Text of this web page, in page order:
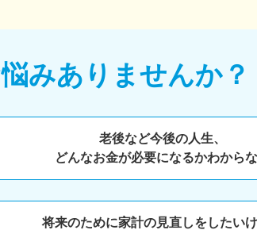
みありませんか？
老後など今後の人生、
どんなお金が必要になるかわから
将来のために家計の見直しをしたい